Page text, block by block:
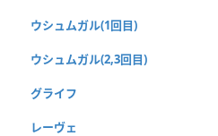
ウシュムガル(1回目)
ウシュムガル(2,3回目)
グライフ
レーヴェ